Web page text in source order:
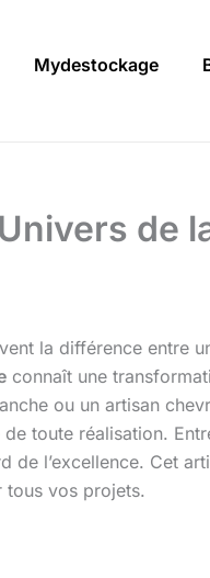
Mydestockage
de
la différence entre
connaît une
ou un artisan
toute réalisation.
de l’excellence. Cet
tous vos projets.